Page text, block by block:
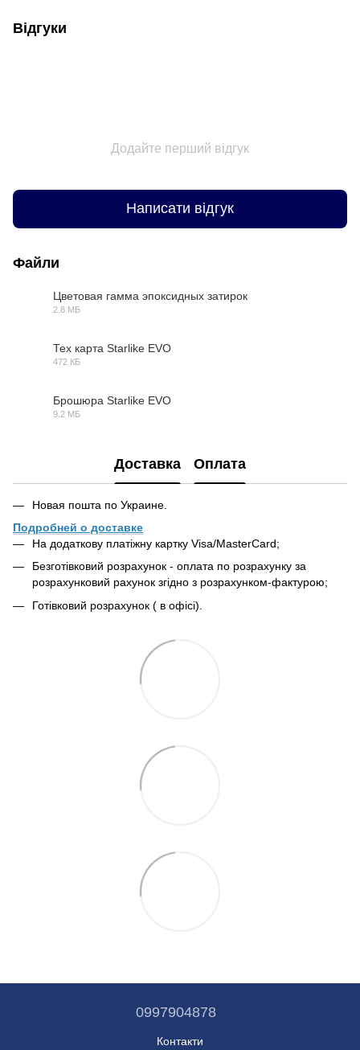
Відгуки
Додайте перший відгук
Написати відгук
Файли
Цветовая гамма эпоксидных затирок
2.8 МБ
Тех карта Starlike EVO
472 КБ
Брошюра Starlike EVO
9.2 МБ
Доставка Оплата
Новая пошта по Украине.
Подробней о доставке
На додаткову платіжну картку Visa/MasterCard;
Безготівковий розрахунок - оплата по розрахунку за
розрахунковий рахунок згідно з розрахунком-фактурою;
Готівковий розрахунок ( в офісі).
0997904878
Контакти